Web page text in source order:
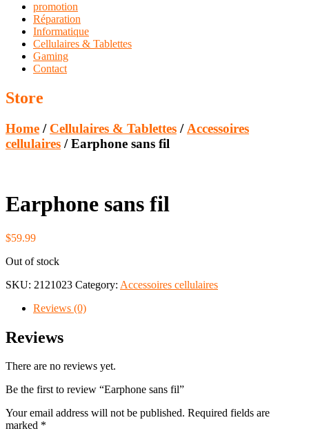
promotion
Réparation
Informatique
Cellulaires & Tablettes
Gaming
Contact
Store
Home / Cellulaires & Tablettes / Accessoires
cellulaires / Earphone sans fil
Earphone sans fil
$59.99
Out of stock
SKU: 2121023 Category: Accessoires cellulaires
Reviews (0)
Reviews
There are no reviews yet.
Be the first to review “Earphone sans fil”
Your email address will not be published. Required fields are
marked *